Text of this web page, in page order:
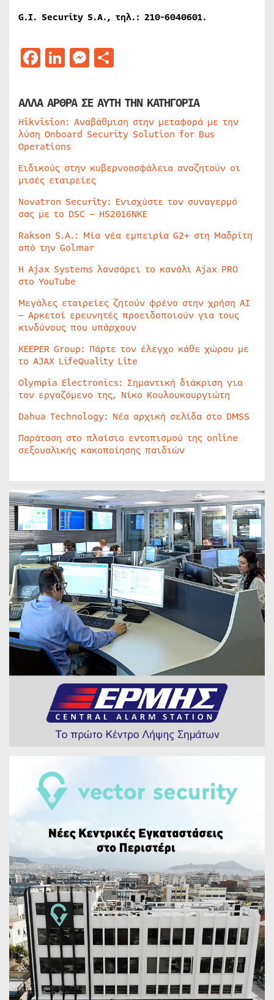
G.I. Security S.A., τηλ.: 210-6040601.
Facebook
LinkedIn
Messenger
ΑΛΛΑ ΑΡΘΡΑ ΣΕ ΑΥΤΗ ΤΗΝ ΚΑΤΗΓΟΡΙΑ
Hikvision: Αναβάθμιση στην μεταφορά με την
λύση Onboard Security Solution for Bus
Operations
Ειδικούς στην κυβερνοασφάλεια αναζητούν οι
μισές εταιρείες
Novatron Security: Ενισχύστε τον συναγερμό
σας με το DSC – HS2016NKE
Rakson S.A.: Μία νέα εμπειρία G2+ στη Μαδρίτη
από την Golmar
Η Ajax Systems λανσάρει το κανάλι Ajax PRO
στο YouTube
Μεγάλες εταιρείες ζητούν φρένο στην χρήση AI
– Αρκετοί ερευνητές προειδοποιούν για τους
κινδύνους που υπάρχουν
KEEPER Group: Πάρτε τον έλεγχο κάθε χώρου με
το AJAX LifeQuality Lite
Olympia Electronics: Σημαντική διάκριση για
τον εργαζόμενο της, Νίκο Κουλουκουργιώτη
Dahua Technology: Νέα αρχική σελίδα στο DMSS
Παράταση στο πλαίσιο εντοπισμού της online
σεξουαλικής κακοποίησης παιδιών